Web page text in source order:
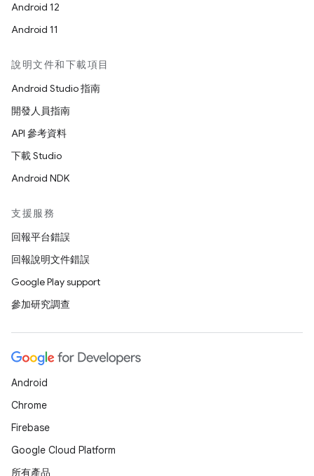
Android 12
Android 11
說明文件和下載項目
Android Studio 指南
開發人員指南
API 參考資料
下載 Studio
Android NDK
支援服務
回報平台錯誤
回報說明文件錯誤
Google Play support
參加研究調查
Android
Chrome
Firebase
Google Cloud Platform
所有產品